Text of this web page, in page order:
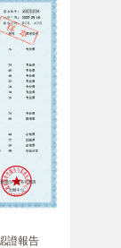
證報告